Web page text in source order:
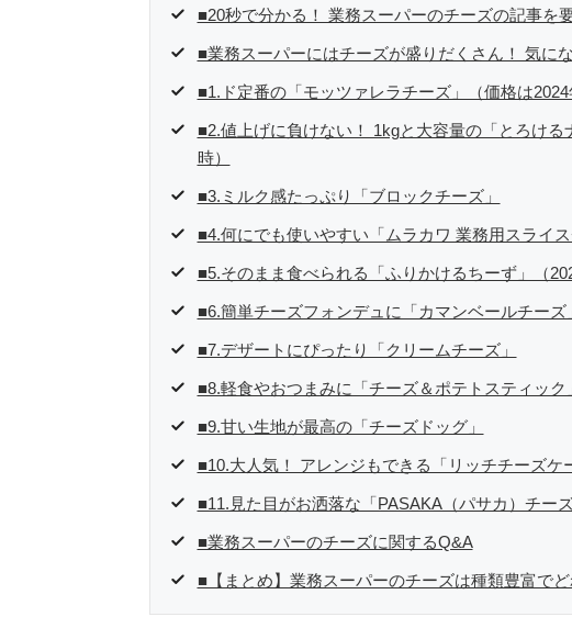
■20秒で分かる！ 業務スーパーのチーズの記事を
■業務スーパーにはチーズが盛りだくさん！ 気に
■1.ド定番の「モッツァレラチーズ」（価格は2024
■2.値上げに負けない！ 1kgと大容量の「とろけ
時）
■3.ミルク感たっぷり「ブロックチーズ」
■4.何にでも使いやすい「ムラカワ 業務用スライ
■5.そのまま食べられる「ふりかけるちーず」（
■6.簡単チーズフォンデュに「カマンベールチーズ」
■7.デザートにぴったり「クリームチーズ」
■8.軽食やおつまみに「チーズ＆ポテトスティック」
■9.甘い生地が最高の「チーズドッグ」
■10.大人気！ アレンジもできる「リッチチーズケ
■11.見た目がお洒落な「PASAKA（パサカ）チーズ
■業務スーパーのチーズに関するQ&A
■【まとめ】業務スーパーのチーズは種類豊富でど